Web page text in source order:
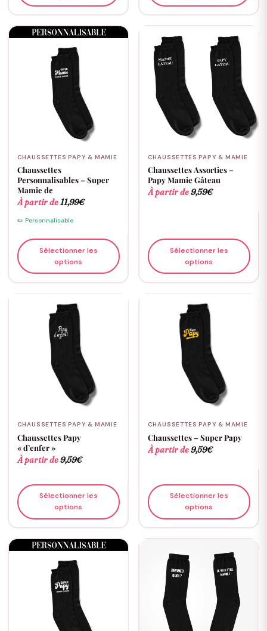
CHAUSSETTES PAPY & MAMIE
Chaussettes
Personnalisables – Super
Mamie de
À partir de11,99€
✏️ Personnalisable
Sélectionner les
options
CHAUSSETTES PAPY & MAMIE
Chaussettes Assorties –
Papy Mamie Gâteau
À partir de9,59€
Sélectionner les
options
CHAUSSETTES PAPY & MAMIE
Chaussettes Papy
« d’enfer »
À partir de9,59€
Sélectionner les
options
CHAUSSETTES PAPY & MAMIE
Chaussettes – Super Papy
À partir de9,59€
Sélectionner les
options